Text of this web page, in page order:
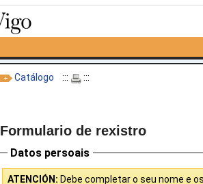
Catálogo ::: :::
Formulario de rexistro
Datos persoais
ATENCIÓN: Debe completar o seu nome e